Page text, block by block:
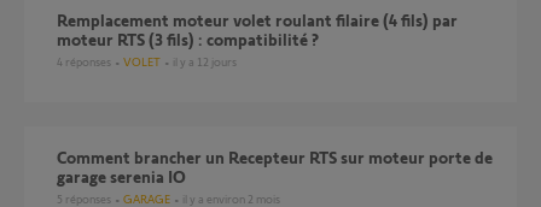
Remplacement moteur volet roulant filaire (4 fils) par
moteur RTS (3 fils) : compatibilité ?
4 réponses VOLET il y a 12 jours
Comment brancher un Recepteur RTS sur moteur porte de
garage serenia IO
5 réponses GARAGE il y a environ 2 mois